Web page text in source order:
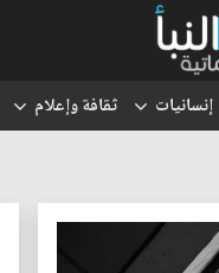
إنسانيات ثقافة وإعلام